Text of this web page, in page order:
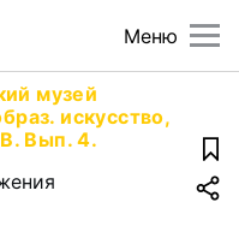
Меню
музей
искусство,
В. Вып. 4.